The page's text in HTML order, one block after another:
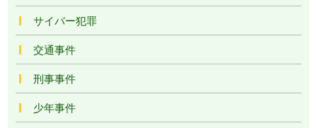
サイバー犯罪
交通事件
刑事事件
少年事件